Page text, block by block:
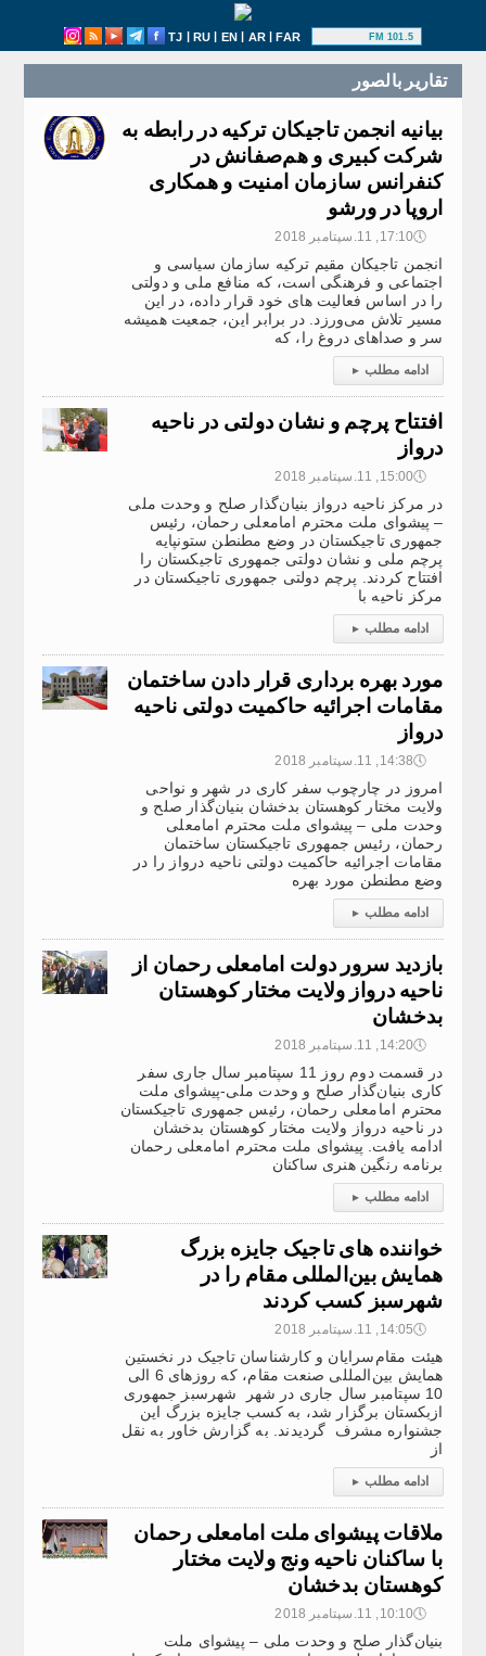
TJ | RU | EN | AR|FAR 101.5 FM
تقارير بالصور
بیانیه انجمن تاجیکان ترکیه در رابطه به
شرکت کبیری و هم‌صفانش در
کنفرانس سازمان امنیت و همکاری
اروپا در ورشو
🕔17:10, 11.سپتامبر 2018
انجمن تاجیکان مقیم ترکیه سازمان سیاسی و
اجتماعی و فرهنگی است، که منافع ملی و دولتی
را در اساس فعالیت های خود قرار داده، در این
مسیر تلاش می‌ورزد. در برابر این، جمعیت همیشه
سر و صداهای دروغ را، که
ادامه مطلب ▸
افتتاح پرچم و نشان دولتی در ناحیه
درواز
🕔15:00, 11.سپتامبر 2018
در مرکز ناحیه درواز بنیان‌گذار صلح و وحدت ملی
– پیشوای ملت محترم امامعلی رحمان، رئیس
جمهوری تاجیکستان در وضع مطنطن ستونپایه
پرچم ملی و نشان دولتی جمهوری تاجیکستان را
افتتاح کردند. پرچم دولتی جمهوری تاجیکستان در
مرکز ناحیه با
ادامه مطلب ▸
مورد بهره برداری قرار دادن ساختمان
مقامات اجرائیه حاکمیت دولتی ناحیه
درواز
🕔14:38, 11.سپتامبر 2018
امروز در چارچوب سفر کاری در شهر و نواحی
ولایت مختار کوهستان بدخشان بنیان‌گذار صلح و
وحدت ملی – پیشوای ملت محترم امامعلی
رحمان، رئیس جمهوری تاجیکستان ساختمان
مقامات اجرائیه حاکمیت دولتی ناحیه درواز را در
وضع مطنطن مورد بهره
ادامه مطلب ▸
بازدید سرور دولت امامعلی رحمان از
ناحیه درواز ولایت مختار کوهستان
بدخشان
🕔14:20, 11.سپتامبر 2018
در قسمت دوم روز 11 سپتامبر سال جاری سفر
کاری بنیان‌گذار صلح و وحدت ملی-پیشوای ملت
محترم امامعلی رحمان، رئیس جمهوری تاجیکستان
در ناحیه درواز ولایت مختار کوهستان بدخشان
ادامه‌ یافت. پیشوای ملت محترم امامعلی رحمان
برنامه رنگین هنری ساکنان
ادامه مطلب ▸
خواننده های تاجیک جایزه بزرگ
همایش بین‌المللی مقام را در
شهرسبز کسب کردند
🕔14:05, 11.سپتامبر 2018
هیئت مقام‌سرایان و کارشناسان تاجیک در نخستین
همایش بین‌المللی صنعت مقام، که روزهای 6 الی
10 سپتامبر سال جاری در شهر شهرسبز جمهوری
ازبکستان برگزار شد، به کسب جایزه بزرگ این
جشنواره مشرف گردیدند. به گزارش خاور به نقل
از
ادامه مطلب ▸
ملاقات پیشوای ملت امامعلی رحمان
با ساکنان ناحیه ونج ولایت مختار
کوهستان بدخشان
🕔10:10, 11.سپتامبر 2018
بنیان‌گذار صلح و وحدت ملی – پیشوای ملت